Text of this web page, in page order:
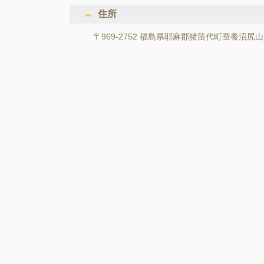
住所
〒969-2752 福島県耶麻郡猪苗代町蚕養沼尻